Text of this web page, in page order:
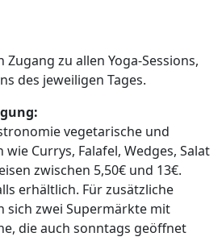
zu allen Yoga-Sessions,
des jeweiligen Tages.
vegetarische und
Currys, Falafel, Wedges, Salat
zwischen 5,50€ und 13€.
erhältlich. Für zusätzliche
sich zwei Supermärkte mit
die auch sonntags geöffnet